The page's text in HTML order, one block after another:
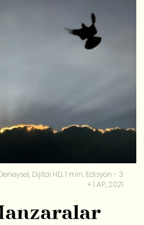
Dijital HD, 1 min. Edisyon - 3
+ 1 AP, 2021